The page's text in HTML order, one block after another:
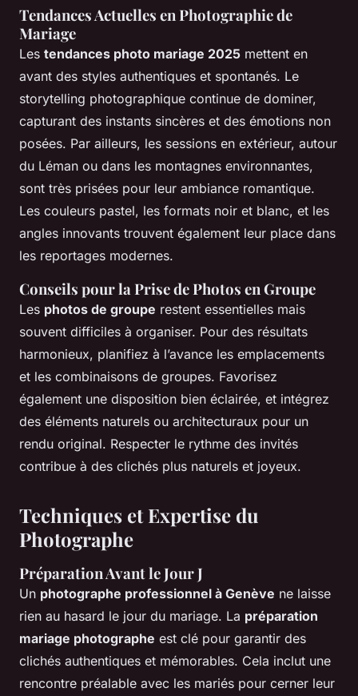
Tendances Actuelles en Photographie de
Mariage
Les tendances photo mariage 2025 mettent en
avant des styles authentiques et spontanés. Le
storytelling photographique continue de dominer,
capturant des instants sincères et des émotions non
posées. Par ailleurs, les sessions en extérieur, autour
du Léman ou dans les montagnes environnantes,
sont très prisées pour leur ambiance romantique.
Les couleurs pastel, les formats noir et blanc, et les
angles innovants trouvent également leur place dans
les reportages modernes.
Conseils pour la Prise de Photos en Groupe
Les photos de groupe restent essentielles mais
souvent difficiles à organiser. Pour des résultats
harmonieux, planifiez à l’avance les emplacements
et les combinaisons de groupes. Favorisez
également une disposition bien éclairée, et intégrez
des éléments naturels ou architecturaux pour un
rendu original. Respecter le rythme des invités
contribue à des clichés plus naturels et joyeux.
Techniques et Expertise du
Photographe
Préparation Avant le Jour J
Un photographe professionnel à Genève ne laisse
rien au hasard le jour du mariage. La préparation
mariage photographe est clé pour garantir des
clichés authentiques et mémorables. Cela inclut une
rencontre préalable avec les mariés pour cerner leur